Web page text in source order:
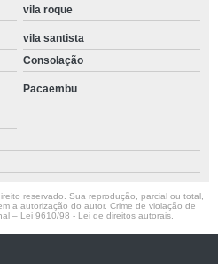
vila roque
vila santista
Consolação
Pacaembu
reservado. Sua reprodução, parcial ou total,
a autorização do autor. Crime de violação de
– Lei 9610/98 - Lei de direitos autorais